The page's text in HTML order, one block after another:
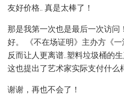
友好价格.. 真是太棒了！
那是我第一次也是最后一次访问
好。 《不在场证明》主办方《一
反而让人更离谱..塑料垃圾桶的
这也提出了艺术家实际支付什么
谢谢，再也不会了！